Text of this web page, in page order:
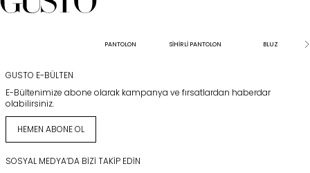
PANTOLON SİHİRLİ PANTOLON BLUZ
GUSTO E-BÜLTEN
E-Bültenimize abone olarak kampanya ve fırsatlardan haberdar
olabilirsiniz.
HEMEN ABONE OL
SOSYAL MEDYA’DA BIZI TAKIP EDIN